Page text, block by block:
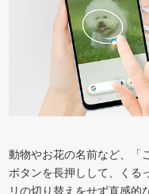
動物やお花の名前など、「
ボタンを長押しして、くる
リの切り替えをせず直感的